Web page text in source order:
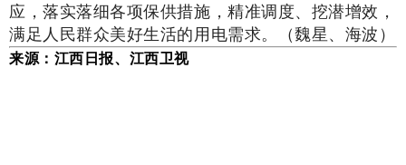
应，落实落细各项保供措施，精准调度、挖潜增效，
满足人民群众美好生活的用电需求。（魏星、 海波）
来源：江西日报、江西卫视